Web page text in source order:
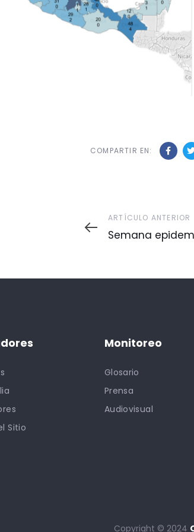
COMPARTIR EN:
Artículo
Anterior
ARTÍCULO ANTERIOR
Semana
Sitio
Monitoreo
Glosario
Prensa
Audiovisual
Copyright © 2024